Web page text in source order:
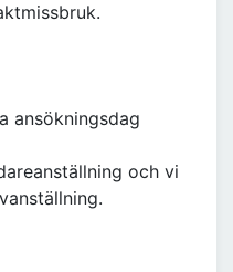
ansökningsdag
och vi